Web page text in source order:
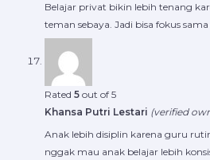
Belajar privat bikin lebih tenang
teman sebaya. Jadi bisa fokus sama
Rated 5 out of 5
Khansa Putri Lestari (verified
Anak lebih disiplin karena guru
nggak mau anak belajar lebih